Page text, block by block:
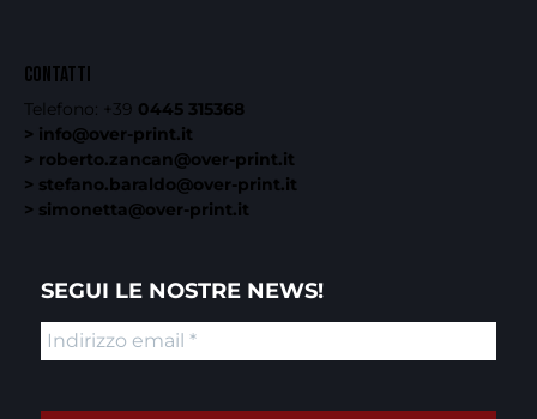
CONTATTI
Telefono: +39 0445 315368
> info@over-print.it
> roberto.zancan@over-print.it
> stefano.baraldo@over-print.it
> simonetta@over-print.it
SEGUI LE NOSTRE NEWS!